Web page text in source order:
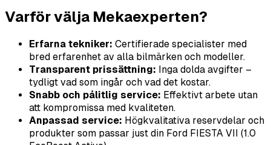
Varför välja Mekaexperten?
Erfarna tekniker: Certifierade specialister med
bred erfarenhet av alla bilmärken och modeller.
Transparent prissättning: Inga dolda avgifter –
tydligt vad som ingår och vad det kostar.
Snabb och pålitlig service: Effektivt arbete utan
att kompromissa med kvaliteten.
Anpassad service: Högkvalitativa reservdelar och
produkter som passar just din Ford FIESTA VII (1.0